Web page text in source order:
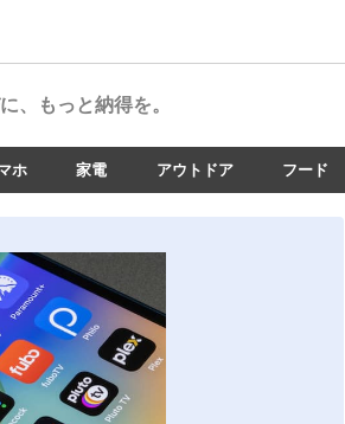
、もっと納得を。
ホ 家電 アウトドア フード